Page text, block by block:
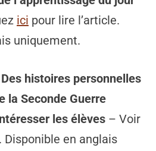
ici pour lire l’article.
uniquement.
histoires personnelles
la Seconde Guerre
les élèves – Voir
Disponible en anglais